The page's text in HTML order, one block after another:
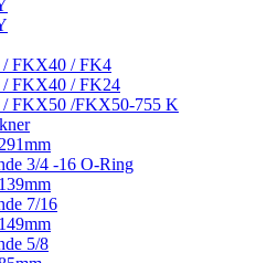
/ FKX40 / FK4
FKX40 / FK24
FKX50 /FKX50-755 K
3/4 -16 O-Ring
7/16
5/8